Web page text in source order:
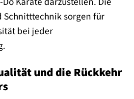
Schnitttechnik sorgen für
bei jeder
und die Rückkehr